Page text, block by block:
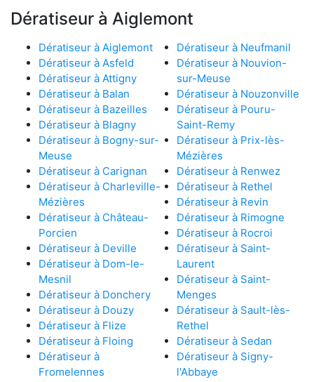
Dératiseur à Aiglemont
Dératiseur à Aiglemont
Dératiseur à Asfeld
Dératiseur à Attigny
Dératiseur à Balan
Dératiseur à Bazeilles
Dératiseur à Blagny
Dératiseur à Bogny-sur-
Meuse
Dératiseur à Carignan
Dératiseur à Charleville-
Mézières
Dératiseur à Château-
Porcien
Dératiseur à Deville
Dératiseur à Dom-le-
Mesnil
Dératiseur à Donchery
Dératiseur à Douzy
Dératiseur à Flize
Dératiseur à Floing
Dératiseur à
Fromelennes
Dératiseur à Neufmanil
Dératiseur à Nouvion-
sur-Meuse
Dératiseur à Nouzonville
Dératiseur à Pouru-
Saint-Remy
Dératiseur à Prix-lès-
Mézières
Dératiseur à Renwez
Dératiseur à Rethel
Dératiseur à Revin
Dératiseur à Rimogne
Dératiseur à Rocroi
Dératiseur à Saint-
Laurent
Dératiseur à Saint-
Menges
Dératiseur à Sault-lès-
Rethel
Dératiseur à Sedan
Dératiseur à Signy-
l'Abbaye